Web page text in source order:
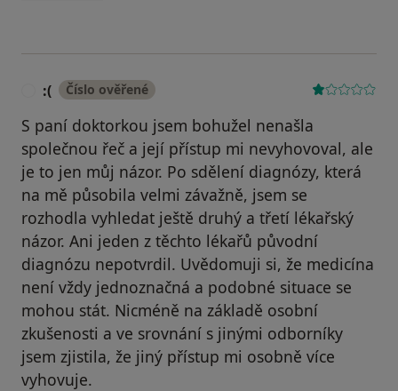
:( Číslo ověřené
S paní doktorkou jsem bohužel nenašla
společnou řeč a její přístup mi nevyhovoval, ale
je to jen můj názor. Po sdělení diagnózy, která
na mě působila velmi závažně, jsem se
rozhodla vyhledat ještě druhý a třetí lékařský
názor. Ani jeden z těchto lékařů původní
diagnózu nepotvrdil. Uvědomuji si, že medicína
není vždy jednoznačná a podobné situace se
mohou stát. Nicméně na základě osobní
zkušenosti a ve srovnání s jinými odborníky
jsem zjistila, že jiný přístup mi osobně více
vyhovuje.